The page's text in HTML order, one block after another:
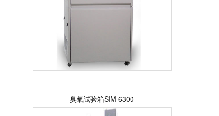
臭氧试验箱SIM 6300